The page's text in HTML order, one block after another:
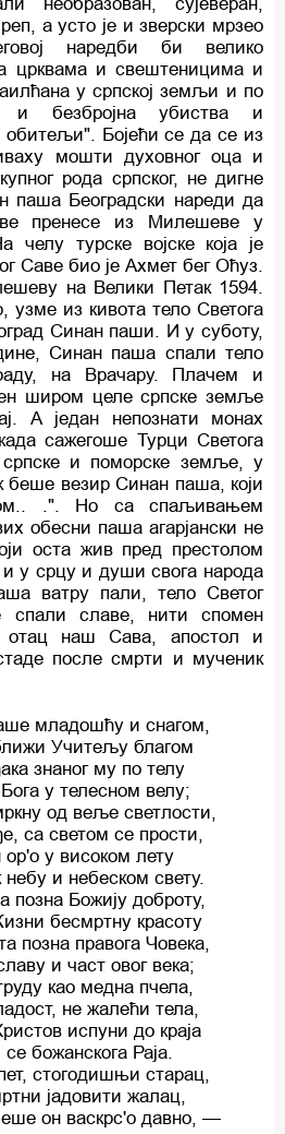
необразован, сујеверан,
а усто је и зверски мрзео
наредби би велико
црквама и свештеницима и
у српској земљи и по
и безбројна убиства и
Бојећи се да се из
мошти духовног оца и
рода српског, не дигне
паша Београдски нареди да
пренесе из Милешеве у
челу турске војске која је
Саве био је Ахмет бег Оћуз.
на Велики Петак 1594.
узме из кивота тело Светога
Синан паши. И у суботу,
Синан паша спали тело
на Врачару. Плачем и
широм целе српске земље
А један непознати монах
сажегоше Турци Светога
српске и поморске земље, у
беше везир Синан паша, који
.". Но са спаљивањем
обесни паша агарјански не
оста жив пред престолом
у срцу и души свога народа
ватру пали, тело Светог
славе, нити спомен
отац наш Сава, апостол и
после смрти и мученик
младошћу и снaгом,
Учитељу благом
знаног му по телу
у телесном велу;
од веље светлости,
са светом се прости,
ор'о у високом лету
и небеском свету.
позна Божију доброту,
бесмртну красоту
позна правога Човека,
и част овог века;
као медна пчела,
не жалећи тела,
испуни до краја
се божанскога Раја.
стогодишњи старац,
јадовити жалац,
он васкрс'о давно, —